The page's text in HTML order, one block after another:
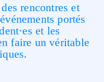
rencontres et
portés
et les
faire un véritable